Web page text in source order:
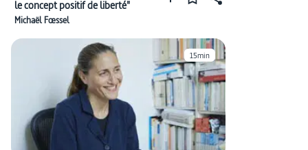
le concept positif de liberté"
Michaël Fœssel
15min